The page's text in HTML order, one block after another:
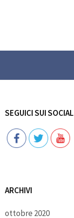
SEGUICI SUI SOCIAL
Follow
ARCHIVI
ottobre 2020